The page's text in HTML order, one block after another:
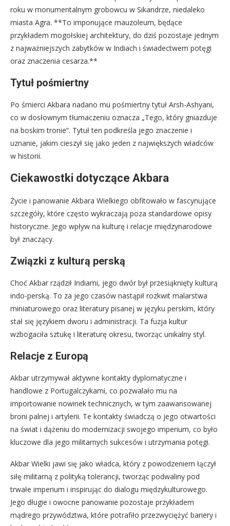
roku w monumentalnym grobowcu w Sikandrze, niedaleko
miasta Agra. **To imponujące mauzoleum, będące
przykładem mogołskiej architektury, do dziś pozostaje jednym
z najważniejszych zabytków w Indiach i świadectwem potęgi
oraz znaczenia cesarza.**
Tytuł pośmiertny
Po śmierci Akbara nadano mu pośmiertny tytuł Arsh-Ashyani,
co w dosłownym tłumaczeniu oznacza „Tego, który gniazduje
na boskim tronie”. Tytuł ten podkreśla jego znaczenie i
uznanie, jakim cieszył się jako jeden z największych władców
w historii.
Ciekawostki dotyczące Akbara
Życie i panowanie Akbara Wielkiego obfitowało w fascynujące
szczegóły, które często wykraczają poza standardowe opisy
historyczne. Jego wpływ na kulturę i relacje międzynarodowe
był znaczący.
Związki z kulturą perską
Choć Akbar rządził Indiami, jego dwór był przesiąknięty kulturą
indo-perską. To za jego czasów nastąpił rozkwit malarstwa
miniaturowego oraz literatury pisanej w języku perskim, który
stał się językiem dworu i administracji. Ta fuzja kultur
wzbogaciła sztukę i literaturę okresu, tworząc unikalny styl.
Relacje z Europą
Akbar utrzymywał aktywne kontakty dyplomatyczne i
handlowe z Portugalczykami, co pozwalało mu na
importowanie nowinek technicznych, w tym zaawansowanej
broni palnej i artylerii. Te kontakty świadczą o jego otwartości
na świat i dążeniu do modernizacji swojego imperium, co było
kluczowe dla jego militarnych sukcesów i utrzymania potęgi.
Akbar Wielki jawi się jako władca, który z powodzeniem łączył
siłę militarną z polityką tolerancji, tworząc podwaliny pod
trwałe imperium i inspirując do dialogu międzykulturowego.
Jego długie i owocne panowanie pozostaje przykładem
mądrego przywództwa, które potrafiło przezwyciężyć bariery i